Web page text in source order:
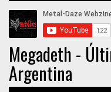
Megadeth -
Argentina